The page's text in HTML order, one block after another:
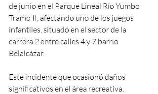
de junio en el Parque Lineal Río Yumbo
Tramo II, afectando uno de los juegos
infantiles, situado en el sector de la
carrera 2 entre calles 4 y 7 barrio
Belalcázar.
Este incidente que ocasionó daños
significativos en el área recreativa,